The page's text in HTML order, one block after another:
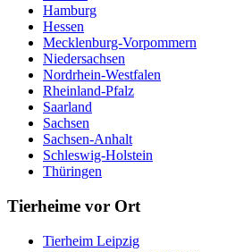
Hamburg
Hessen
Mecklenburg-Vorpommern
Niedersachsen
Nordrhein-Westfalen
Rheinland-Pfalz
Saarland
Sachsen
Sachsen-Anhalt
Schleswig-Holstein
Thüringen
Tierheime vor Ort
Tierheim Leipzig